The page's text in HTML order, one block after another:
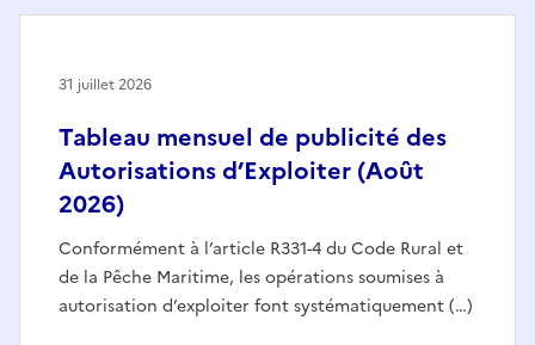
Tableau mensuel de publicité des
Autorisations d’Exploiter (Août
2026)
Conformément à l’article R331-4 du Code Rural et
de la Pêche Maritime, les opérations soumises à
autorisation d’exploiter font systématiquement (…)
31 juillet 2026